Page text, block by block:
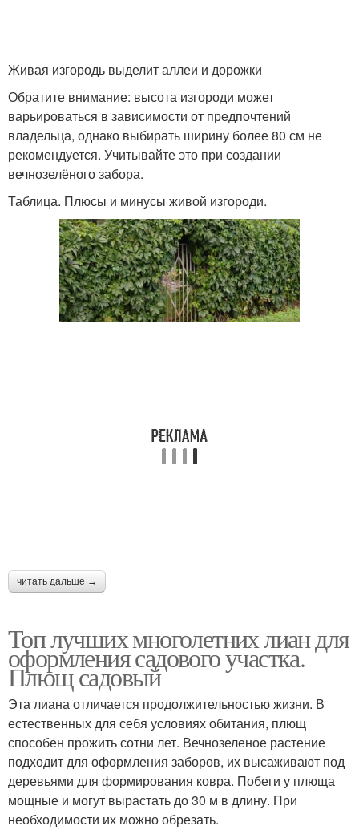
Живая изгородь выделит аллеи и дорожки
Обратите внимание: высота изгороди может
варьироваться в зависимости от предпочтений
владельца, однако выбирать ширину более 80 см не
рекомендуется. Учитывайте это при создании
вечнозелёного забора.
Таблица. Плюсы и минусы живой изгороди.
читать дальше →
Топ лучших многолетних лиан для
оформления садового участка.
Плющ садовый
Эта лиана отличается продолжительностью жизни. В
естественных для себя условиях обитания, плющ
способен прожить сотни лет. Вечнозеленое растение
подходит для оформления заборов, их высаживают под
деревьями для формирования ковра. Побеги у плюща
мощные и могут вырастать до 30 м в длину. При
необходимости их можно обрезать.